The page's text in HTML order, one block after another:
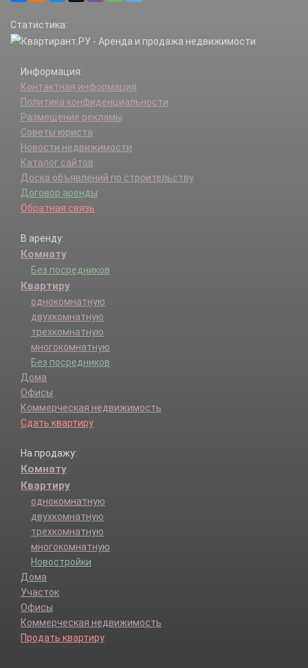
Статистика:
Информация:
Контактная информация
Политика конфиденциальности
Размещение рекламы
Советы юриста
Новости недвижимости
Каталог сайтов
Доска объявлений по строительству
Договор аренды
Обратная связь
В аренду:
Комнату
Без посредников
Квартиру
однокомнатную
двухкомнатную
трехкомнатную
многокомнатную
Без посредников
Дома
Офисы
Коммерческая недвижимость
Сдать квартиру
На продажу:
Комнату
Квартиру
однокомнатную
двухкомнатную
трехкомнатную
многокомнатную
Новостройки
Дома
Участок
Офисы
Коммерческая недвижимость
Продать квартиру